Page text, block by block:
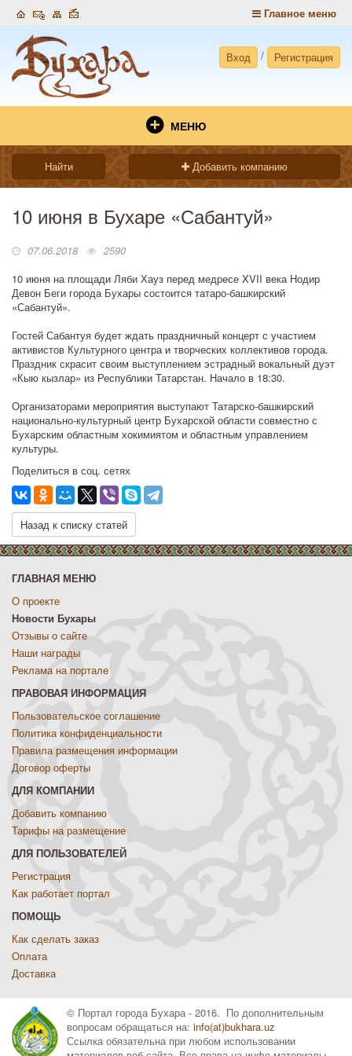
Главное меню
Вход / Регистрация
МЕНЮ
Найти Добавить компанию
10 июня в Бухаре «Сабантуй»
07.06.2018
2590
10 июня на площади Ляби Хауз перед медресе XVII века Нодир
Девон Беги города Бухары состоится татаро-башкирский
«Сабантуй».
Гостей Сабантуя будет ждать праздничный концерт с участием
активистов Культурного центра и творческих коллективов города.
Праздник скрасит своим выступлением эстрадный вокальный дуэт
«Кыю кызлар» из Республики Татарстан. Начало в 18:30.
Организаторами мероприятия выступают Татарско-башкирский
национально-культурный центр Бухарской области совместно с
Бухарским областным хокимиятом и областным управлением
культуры.
Поделиться в соц. сетях
Назад к списку статей
ГЛАВНАЯ МЕНЮ
О проекте
Новости Бухары
Отзывы о сайте
Наши награды
Реклама на портале
ПРАВОВАЯ ИНФОРМАЦИЯ
Пользовательское соглашение
Политика конфиденциальности
Правила размещения информации
Договор оферты
ДЛЯ КОМПАНИИ
Добавить компанию
Тарифы на размещение
ДЛЯ ПОЛЬЗОВАТЕЛЕЙ
Регистрация
Как работает портал
ПОМОЩЬ
Как сделать заказ
Оплата
Доставка
© Портал города Бухара - 2016. По дополнительным
вопросам обращаться на: info(at)bukhara.uz
Ссылка обязательна при любом использовании